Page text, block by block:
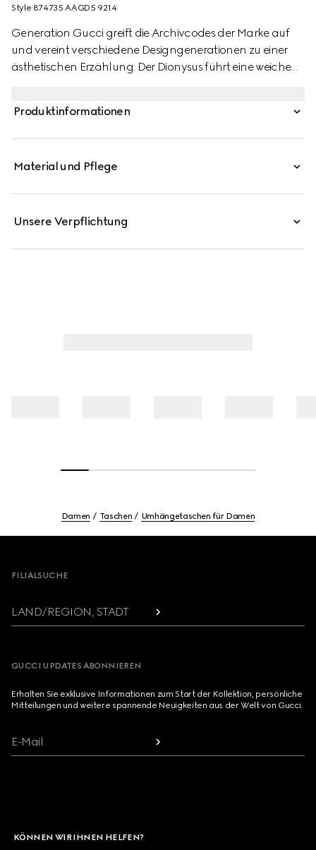
Style ‎874735 AAGD5 9214
Generation Gucci greift die Archivcodes der Marke auf
und vereint verschiedene Designgenerationen zu einer
ästhetischen Erzählung. Der Dionysus führt eine weiche
und des neuen Kettenriemens ergänzen jede Stilvariation
Produktinformationen
Material und Pflege
Unsere Verpflichtung
Damen Taschen Umhängetaschen für Damen
FILIALSUCHE
LAND/REGION, STADT
GUCCI UPDATES ABONNIEREN
Erhalten Sie exklusive Informationen zum Start der Kollektion, persönliche
Mitteilungen und weitere spannende Neuigkeiten aus der Welt von Gucci.
E-Mail
KÖNNEN WIR IHNEN HELFEN?